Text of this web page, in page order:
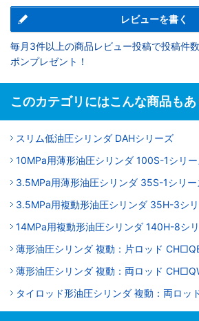
レビューを書く
毎月3件以上の商品レビュー投稿で投稿件
ポンプレゼント！
このカテゴリにはこんな商品もあ
スリム低油圧シリンダ DAHシリーズ
10MPa用薄形油圧シリンダ 100S-1シリ
3.5MPa用薄形油圧シリンダ 35S-1シリー
3.5MPa用複動形油圧シリンダ 35H-3シ
14MPa用複動形油圧シリンダ 140H-8シ
薄形油圧シリンダ 複動：片ロッド
薄形油圧シリンダ 複動：両ロッド
タイロッド形油圧シリンダ 複動：両ロッ